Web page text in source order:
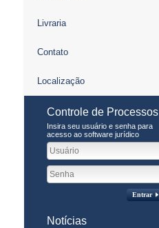
Livraria
Contato
Localização
Controle de Processos
Insira seu usuário e senha para
acesso ao software jurídico
Entrar
Notícias